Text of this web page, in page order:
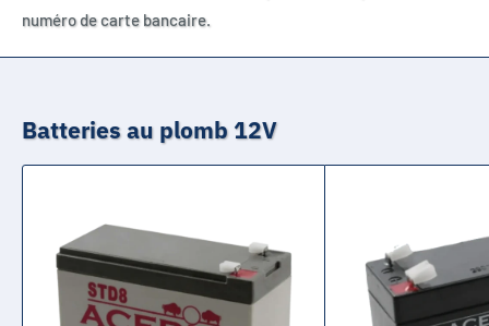
numéro de carte bancaire.
Batteries au plomb 12V